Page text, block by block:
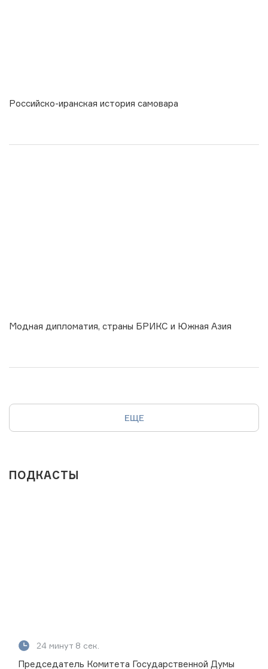
ПОДКАСТЫ
24 минут 8 сек.
Председатель Комитета Государственной Думы
Российско-иранская история самовара
Модная дипломатия, страны БРИКС и Южная Азия
ЕЩЕ